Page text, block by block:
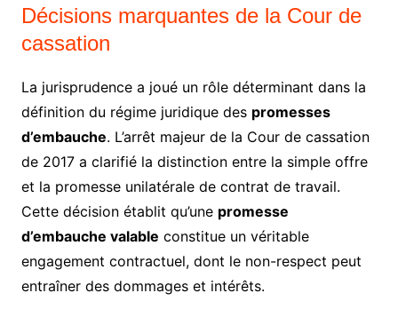
Décisions marquantes de la Cour de
cassation
La jurisprudence a joué un rôle déterminant dans la
définition du régime juridique des promesses
d’embauche. L’arrêt majeur de la Cour de cassation
de 2017 a clarifié la distinction entre la simple offre
et la promesse unilatérale de contrat de travail.
Cette décision établit qu’une promesse
d’embauche valable constitue un véritable
engagement contractuel, dont le non-respect peut
entraîner des dommages et intérêts.